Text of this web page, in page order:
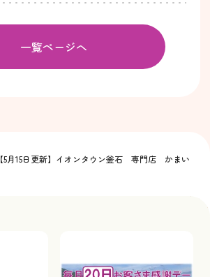
一覧ページへ
【5月15日更新】イオンタウン釜石 専門店 かまい